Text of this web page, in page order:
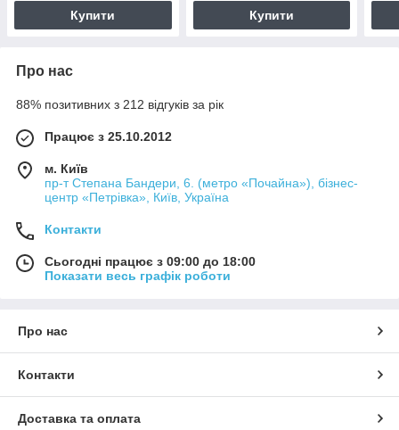
Купити Купити
Про нас
88% позитивних з 212 відгуків за рік
Працює з 25.10.2012
м. Київ
пр-т Степана Бандери, 6. (метро «Почайна»), бізнес-
центр «Петрівка», Київ, Україна
Контакти
Сьогодні працює з 09:00 до 18:00
Показати весь графік роботи
Про нас
Контакти
Доставка та оплата